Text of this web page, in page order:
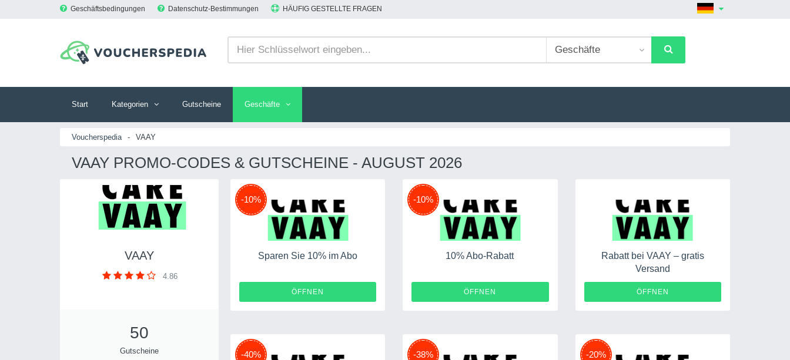
Geschäftsbedingungen Datenschutz-Bestimmungen HÄUFIG GESTELLTE FRAGEN
Start Kategorien Gutscheine Geschäfte
Voucherspedia - VAAY
VAAY PROMO-CODES & GUTSCHEINE - AUGUST 2026
VAAY
4.86
50
Gutscheine
-10%
Sparen Sie 10% im Abo
ÖFFNEN
-10%
10% Abo-Rabatt
ÖFFNEN
Rabatt bei VAAY – gratis
Versand
ÖFFNEN
-40% -38% -20%